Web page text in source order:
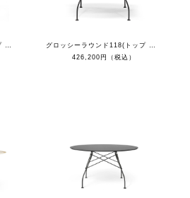
グロッシーラウンド128(トップ シンフォニー/フレーム ゴールド）
グロッシーラウンド118(トップ マーブルブラック/フレーム ブラック）
426,200円（税込）